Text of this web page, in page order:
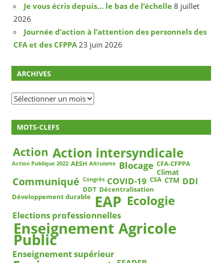
Je vous écris depuis… le bas de l’échelle 8 juillet
2026
Journée d’action à l’attention des personnels des
CFA et des CFPPA 23 juin 2026
ARCHIVES
Archives
MOTS-CLEFS
Action Action intersyndicale
Action Publique 2022 AESH Altruisme Blocage CFA-CFPPA
Climat
Communiqué Congrès COVID-19 CSA CTM DDI
DDT Décentralisation
Développement durable EAP Ecologie
Elections professionnelles
Enseignement Agricole
Public
Enseignement supérieur